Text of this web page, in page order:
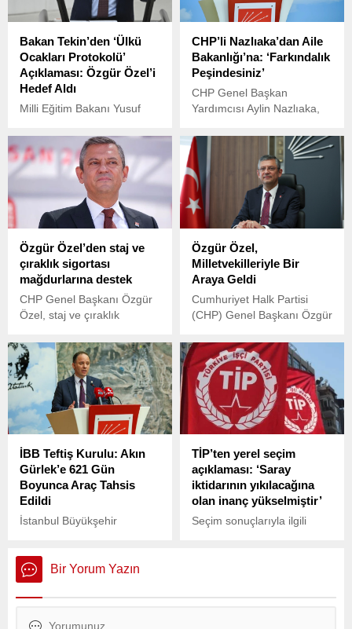
Bakan Tekin’den ‘Ülkü
Ocakları Protokolü’
Açıklaması: Özgür Özel’i
Hedef Aldı
Milli Eğitim Bakanı Yusuf
Ocakları ile imzalanan ve
kamuoyunda tartışmalara
neden olan protokol
hakkında açıklamalarda
bulundu.
CHP’li Nazlıaka’dan Aile
Bakanlığı’na: ‘Farkındalık
Peşindesiniz’
CHP Genel Başkan
Yardımcısı Aylin Nazlıaka,
Bakanlığı’nın “Aile Yılı
kapsamında 81 ilde
kamusal alanlarda billboard,
dijital pano ve görsel
yerleştirme çalışmalarıyla
farkındalık oluşturuyoruz”
gösterdi.
Özgür Özel’den staj ve
çıraklık sigortası
mağdurlarına destek
CHP Genel Başkanı Özgür
Özel, staj ve çıraklık
düzenleyeceği miting
çağrısına yanıt verdi.
Özgür Özel,
Milletvekilleriyle Bir
Araya Geldi
Cumhuriyet Halk Partisi
(CHP) Genel Başkanı Özgür
Belediye Başkanı Ekrem
İmamoğlu ile birlikte parti
genel merkezinde
‘Cumhurbaşkanlığı Önseçim
Toplantısı’na katılacak.
İBB Teftiş Kurulu: Akın
Gürlek’e 621 Gün
Boyunca Araç Tahsis
Edildi
İstanbul Büyükşehir
soruşturma kapsamında,
dönemin 37. Ağır Ceza
Mahkemesi Başkanı Akın
TİP’ten yerel seçim
açıklaması: ‘Saray
iktidarının yıkılacağına
olan inanç yükselmiştir’
Seçim sonuçlarıyla ilgili
Seçimde ortaya çıkan
Bir Yorum Yazın